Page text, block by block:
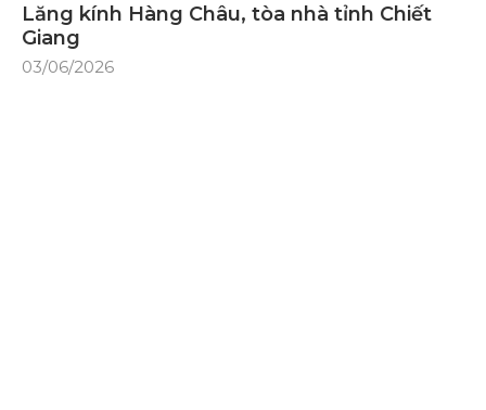
Lăng kính Hàng Châu, tòa nhà tỉnh Chiết
Giang
03/06/2026